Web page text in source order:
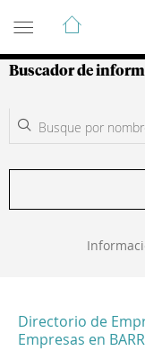
Guía de
Buscador de
Directorio de
Empresas en